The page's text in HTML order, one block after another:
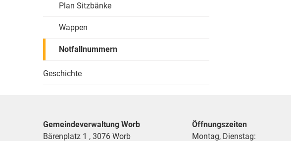
Plan Sitzbänke
Wappen
Notfallnummern
Geschichte
Gemeindeverwaltung Worb
Bärenplatz 1 , 3076 Worb
Öffnungszeiten
Montag, Dienstag: